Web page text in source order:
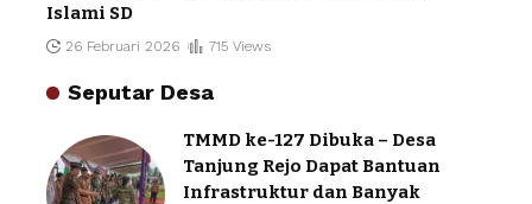
Islami SD
26 Februari 2026 715 Views
Seputar Desa
TMMD ke-127 Dibuka – Desa
Tanjung Rejo Dapat Bantuan
Infrastruktur dan Banyak